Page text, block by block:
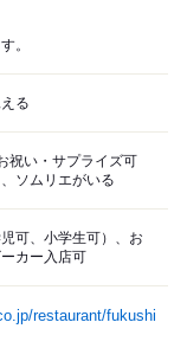
。
る
祝い・サプライズ可
ソムリエがいる
可、小学生可）、お
カー入店可
restaurant/fukushi